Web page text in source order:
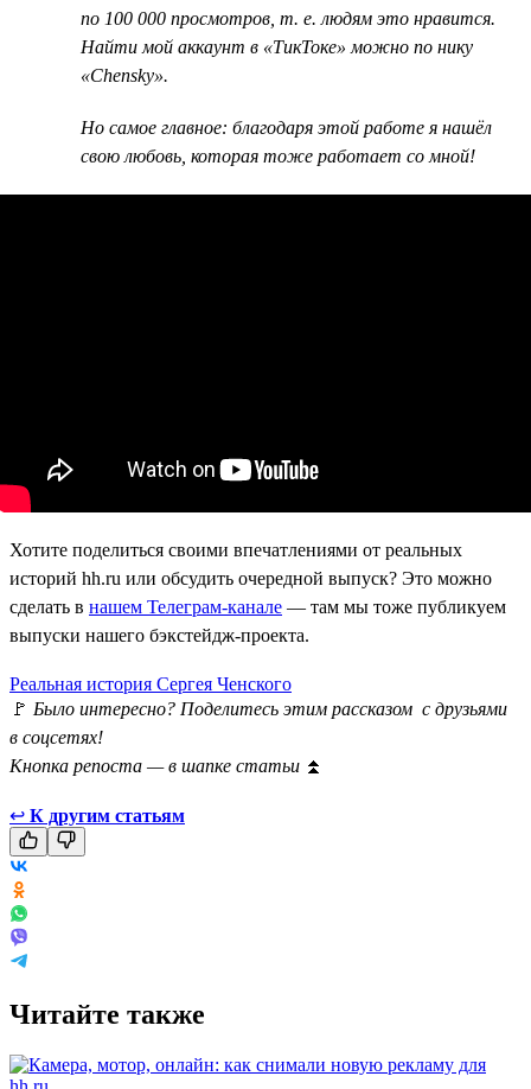
по 100 000 просмотров, т. е. людям это нравится.
Найти мой аккаунт в «ТикТоке» можно по нику
«Chensky».
Но самое главное: благодаря этой работе я нашёл
свою любовь, которая тоже работает со мной!
Хотите поделиться своими впечатлениями от реальных
историй hh.ru или обсудить очередной выпуск? Это можно
сделать в нашем Телеграм-канале — там мы тоже публикуем
выпуски нашего бэкстейдж-проекта.
Реальная история Сергея Ченского
🚩 Было интересно? Поделитесь этим рассказом с друзьями
в соцсетях!
Кнопка репоста — в шапке статьи ⏫
↩ К другим статьям
Читайте также